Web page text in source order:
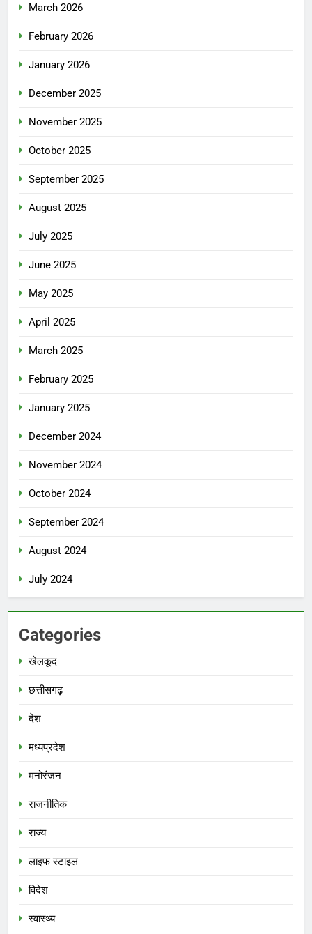
March 2026
February 2026
January 2026
December 2025
November 2025
October 2025
September 2025
August 2025
July 2025
June 2025
May 2025
April 2025
March 2025
February 2025
January 2025
December 2024
November 2024
October 2024
September 2024
August 2024
July 2024
Categories
खेलकूद
छत्तीसगढ़
देश
मध्‍यप्रदेश
मनोरंजन
राजनीतिक
राज्य
लाइफ स्टाइल
विदेश
स्‍वास्‍थ्‍य